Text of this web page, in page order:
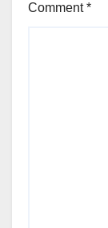
Comment*